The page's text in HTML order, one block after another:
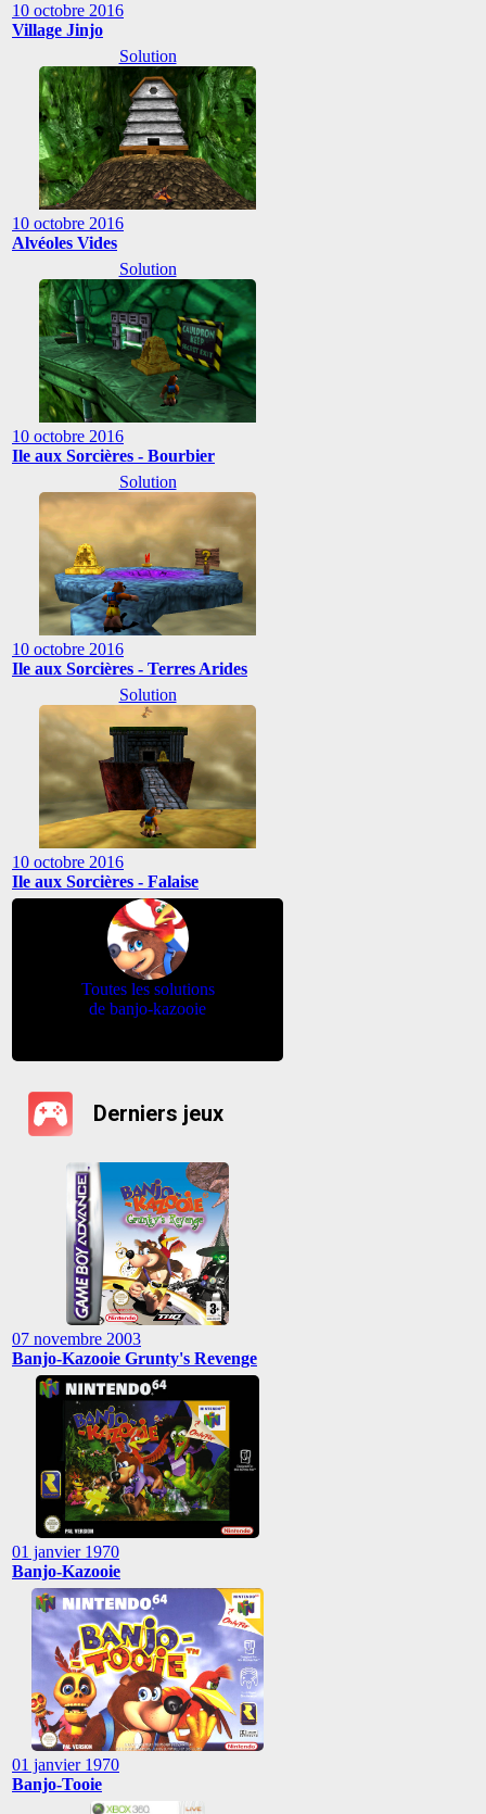
10 octobre 2016
Village Jinjo
Solution
10 octobre 2016
Alvéoles Vides
Solution
10 octobre 2016
Ile aux Sorcières - Bourbier
Solution
10 octobre 2016
Ile aux Sorcières - Terres Arides
Solution
10 octobre 2016
Ile aux Sorcières - Falaise
Toutes les solutions
de banjo-kazooie
Derniers jeux
07 novembre 2003
Banjo-Kazooie Grunty's Revenge
01 janvier 1970
Banjo-Kazooie
01 janvier 1970
Banjo-Tooie